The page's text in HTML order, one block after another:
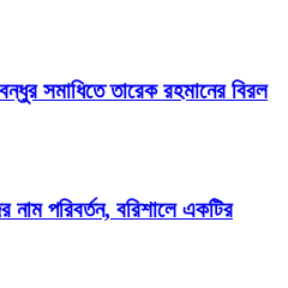
সমাধিতে তারেক রহমানের বিরল
পরিবর্তন, বরিশালে একটির